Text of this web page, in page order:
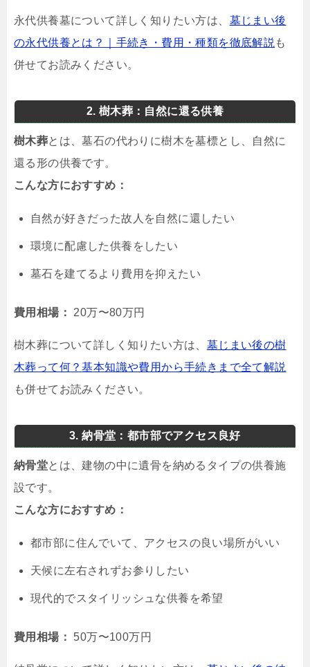
永代供養墓について詳しく知りたい方は、 墓じまい後
の永代供養とは？｜手続き・費用・種類を徹底解説 も
併せてお読みください。
2. 樹木葬：自然に還る供養
樹木葬とは、墓石の代わりに樹木を墓標とし、自然に
還る形の供養です。
こんな方におすすめ：
自然が好きだった故人を自然に還したい
環境に配慮した供養をしたい
墓石を建てるより費用を抑えたい
費用相場： 20万〜80万円
樹木葬について詳しく知りたい方は、 墓じまい後の樹
木葬って何？基本知識や費用から手続きまで全て解説
も併せてお読みください。
3. 納骨堂：都市部でアクセス良好
納骨堂とは、建物の中に遺骨を納めるタイプの供養施
設です。
こんな方におすすめ：
都市部に住んでいて、アクセスの良い場所がいい
天候に左右されずお参りしたい
現代的でスタイリッシュな供養を希望
費用相場： 50万〜100万円